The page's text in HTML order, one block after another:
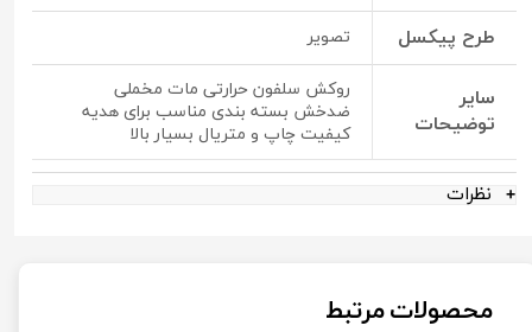
طرح پیکسل تصویر
سایر
توضیحات
روکش سلفون حرارتی مات مخملی
ضدخش بسته بندی مناسب برای هدیه
کیفیت چاپ و متریال بسیار بالا
نظرات
محصولات مرتبط